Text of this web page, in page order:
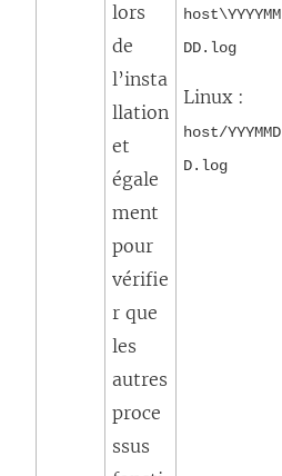
lors
de
l’insta
llation
et
égale
ment
pour
vérifie
r que
les
autres
proce
ssus
host\YYYYMM
DD.log
Linux :
host/YYYMMD
D.log